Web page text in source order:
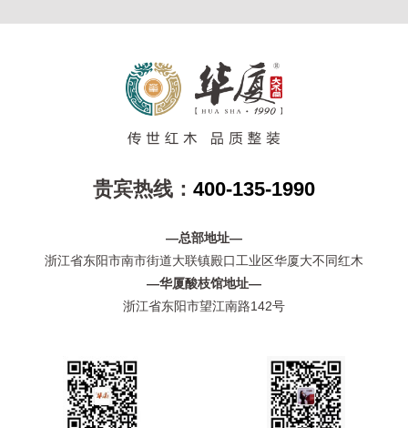
贵宾热线： 400-135-1990
—总部地址—
浙江省东阳市南市街道大联镇殿口工业区华厦大不同红木
—华厦酸枝馆地址—
浙江省东阳市望江南路142号